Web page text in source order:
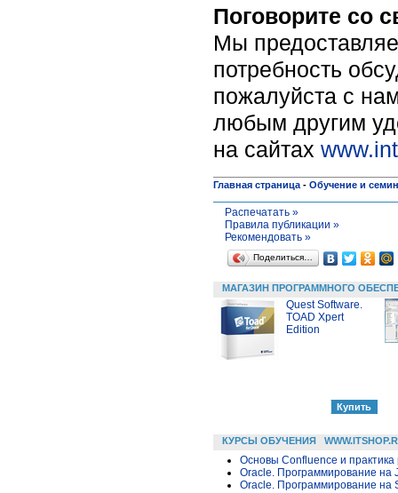
Поговорите со
Мы
потребность
пожалуйста c
любым другим
на сайтах
Главная страница - Обучение и
Распечатать »
Правила публикации »
Рекомендовать »
Поделиться…
МАГАЗИН ПРОГРАММНОГО
Quest Software.
TOAD Xpert
Edition
КУРСЫ ОБУЧЕНИЯ
Основы Confluence и
Oracle. Программирование на
Oracle. Программирование на